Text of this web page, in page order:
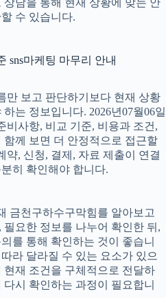
담을 통해 현재 상황에 맞는 안
수 있습니다.
sns마케팅 마무리 안내
만 보고 판단하기보다 현재 상황
는 정보입니다. 2026년07월06일
비사항, 비교 기준, 비용과 조건,
께 보면 더 안정적으로 접근할
약, 신청, 결제, 자료 제출이 연결
히 확인해야 합니다.
금천구하수구막힘를 알아보고
요한 정보를 나누어 확인한 뒤,
를 통해 확인하는 것이 좋습니
라 달라질 수 있는 요소가 있으
현재 조건을 구체적으로 전달하
시 확인하는 과정이 필요합니